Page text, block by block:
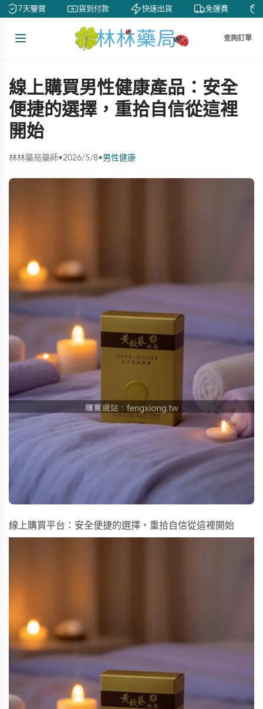
7天鑒賞 貨到付款 快速出貨 免運費
查詢訂單
線上購買男性健康產品：安全
便捷的選擇，重拾自信從這裡
開始
林林藥局藥師•2026/5/8•男性健康
線上購買平台：安全便捷的選擇，重拾自信從這裡開始